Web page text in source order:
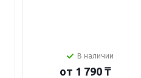
В наличии
от 1 790 ₸